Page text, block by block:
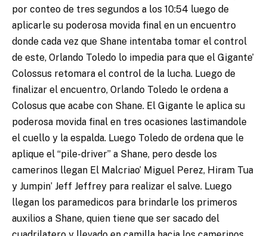
por conteo de tres segundos a los 10:54 luego de
aplicarle su poderosa movida final en un encuentro
donde cada vez que Shane intentaba tomar el control
de este, Orlando Toledo lo impedia para que el Gigante’
Colossus retomara el control de la lucha. Luego de
finalizar el encuentro, Orlando Toledo le ordena a
Colosus que acabe con Shane. El Gigante le aplica su
poderosa movida final en tres ocasiones lastimandole
el cuello y la espalda. Luego Toledo de ordena que le
aplique el “pile-driver” a Shane, pero desde los
camerinos llegan El Malcriao’ Miguel Perez, Hiram Tua
y Jumpin’ Jeff Jeffrey para realizar el salve. Luego
llegan los paramedicos para brindarle los primeros
auxilios a Shane, quien tiene que ser sacado del